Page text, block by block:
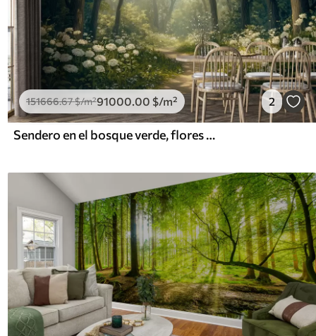
151666.67$/m²91000 .00 $/m² 2
Sendero en el bosque verde, flores blancas, luz del sol, dibujo estilo acrílico